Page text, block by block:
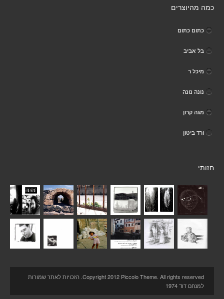
כמה מהיוצרים
כתום כתום
בל אביב
מיכל ר
נונה נונה
מגה קרון
ורד ביטון
חזותי
Copyright 2012 Piccolo Theme. All rights reserved. הזכויות לאתר שמורות
למנחם דוד 1974